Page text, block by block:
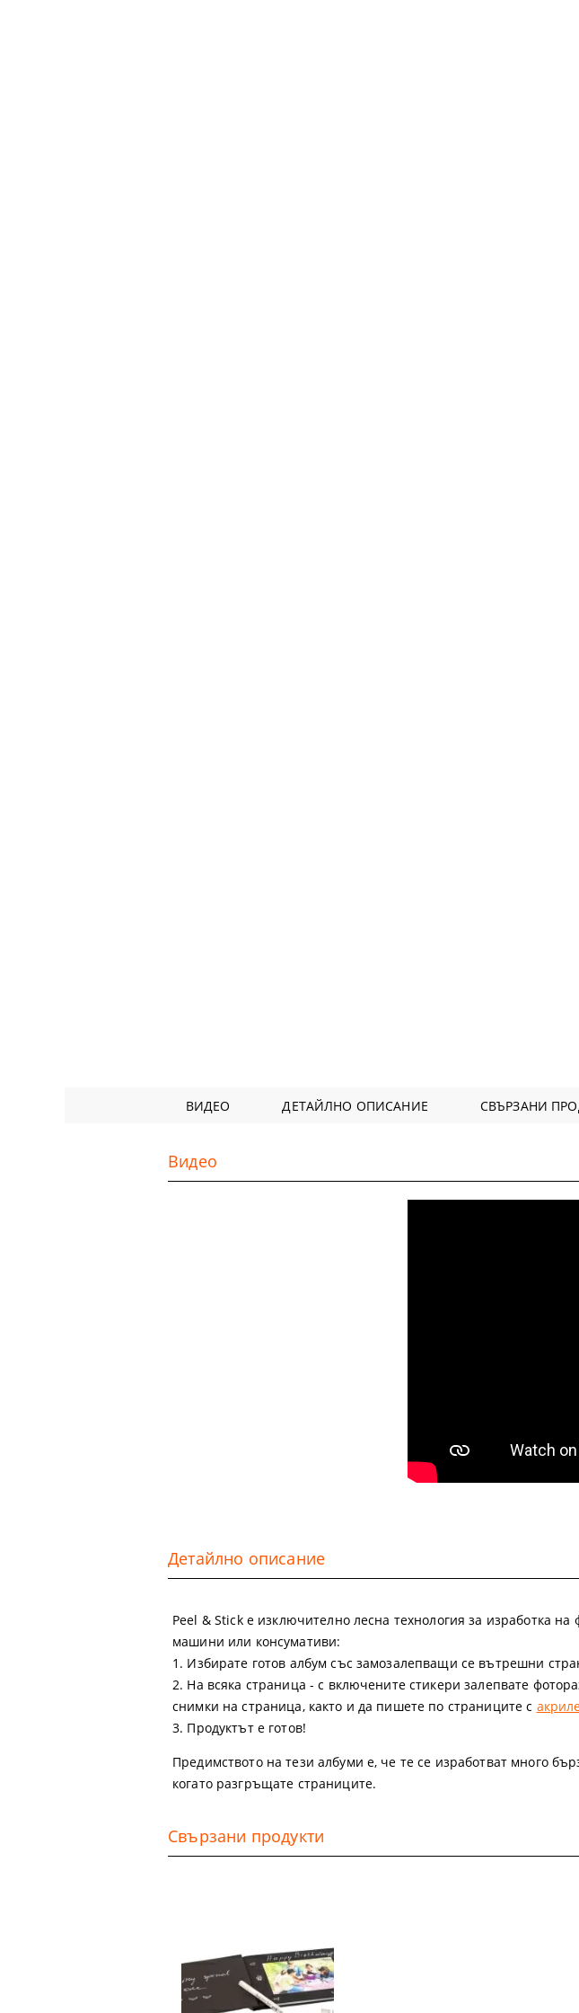
ВИДЕО ДЕТАЙЛНО ОПИСАНИЕ СВЪРЗАНИ
Видео
Детайлно описание
Peel & Stick е изключително лесна технология за изработка
машини или консумативи:
1. Избирате готов албум със замозалепващи се вътрешни
2. На всяка страница - с включените стикери залепвате
снимки на страница, както и да пишете по страниците с
3. Продуктът е готов!
Предимството на тези албуми е, че те се изработват много
когато разгръщате страниците.
Свързани продукти